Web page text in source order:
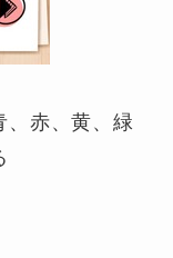
、赤、黄、緑